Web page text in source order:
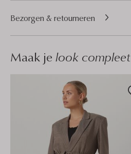
Bezorgen & retourneren
Maak je look compleet